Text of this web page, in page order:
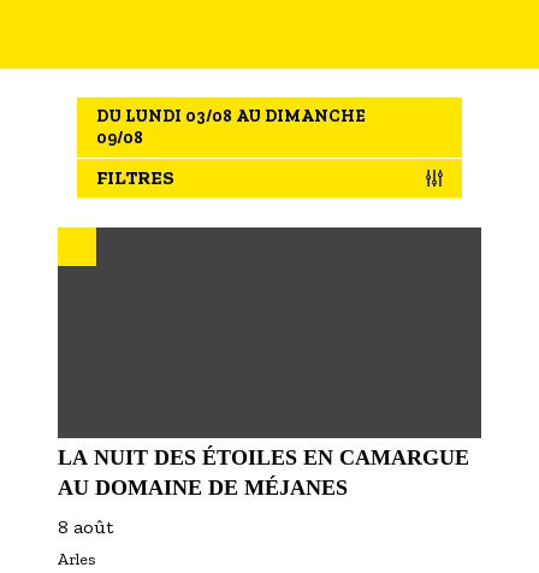
L'AGENDA
LES GUIDES TOURISTIQUES
LES OFFRES MYPROVENCE
DU LUNDI 03/08 AU DIMANCHE
09/08
FILTRES
LA NUIT DES ÉTOILES EN CAMARGUE
AU DOMAINE DE MÉJANES
8 août
Arles